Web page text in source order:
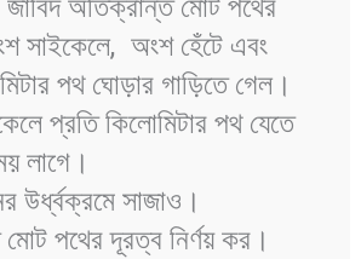
অতিক্রান্ত মোট পথের
সাইকেলে, অংশ হেঁটে এবং
পথ ঘোড়ার গাড়িতে গেল।
প্রতি কিলোমিটার পথ যেতে
লাগে।
উর্ধ্বক্রমে সাজাও।
পথের দূরত্ব নির্ণয় কর।